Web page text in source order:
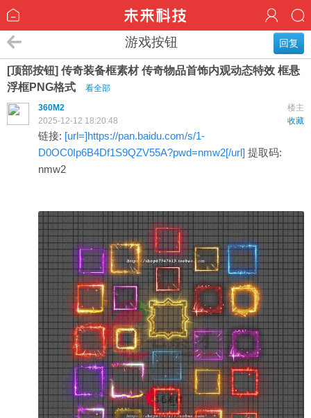
回复
游戏按钮
[顶部按钮] 传奇装备框素材 传奇物品首饰内观动态特效 框悬
浮框PNG格式
看全部
楼主
360M2
收藏
2025-12-12 18:20:48
链接: [url=]https://pan.baidu.com/s/1-
D0OC0Ip6B4Df1S9QZV55A?pwd=nmw2[/url] 提取码:
nmw2